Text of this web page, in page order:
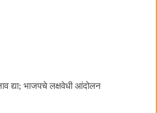
द्या; भाजपचे लक्षवेधी आंदोलन